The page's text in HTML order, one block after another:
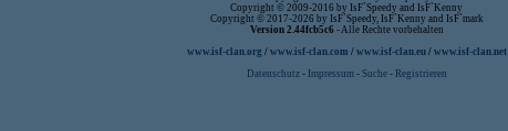
Copyright © 2009-2016 by IsF`Speedy and IsF`Kenny
Copyright © 2017-2026 by IsF`Speedy, IsF`Kenny and IsF`mark
Version 2.44fcb5c6 - Alle Rechte vorbehalten
www.isf-clan.org / www.isf-clan.com / www.isf-clan.eu/ www.isf-clan.net
Datenschutz - Impressum- Suche- Registrieren